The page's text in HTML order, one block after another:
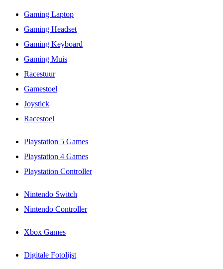
Gaming Laptop
Gaming Headset
Gaming Keyboard
Gaming Muis
Racestuur
Gamestoel
Joystick
Racestoel
Playstation 5 Games
Playstation 4 Games
Playstation Controller
Nintendo Switch
Nintendo Controller
Xbox Games
Digitale Fotolijst